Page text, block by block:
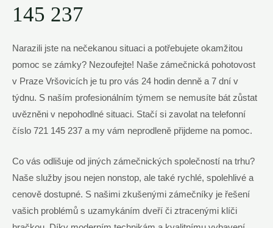
145 237
Narazili jste na nečekanou situaci a potřebujete okamžitou
pomoc se zámky? Nezoufejte! Naše zámečnická pohotovost​
v Praze‍ Vršovicích​ je tu ​pro vás 24 hodin denně a‌ 7 dní​ v
⁣týdnu. S naším profesionálním týmem se nemusíte bát zůstat
uvězněni v nepohodlné situaci.⁢ Stačí ​si zavolat na telefonní
‌číslo 721 145 237⁤ a my⁣ vám neprodleně přijdeme na‍ pomoc.
Co vás odlišuje od⁢ jiných ​zámečnických společností na trhu?
Naše služby jsou nejen nonstop, ale také rychlé, spolehlivé a
cenově ⁣dostupné. S našimi zkušenými ‍zámečníky je řešení⁢
vašich problémů s​ uzamykáním dveří či⁢ ztracenými klíči⁢